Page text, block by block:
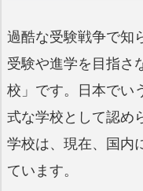
過酷な受験戦争で知
受験や進学を目指さ
校」です。日本でい
式な学校として認め
学校は、現在、国内
ています。